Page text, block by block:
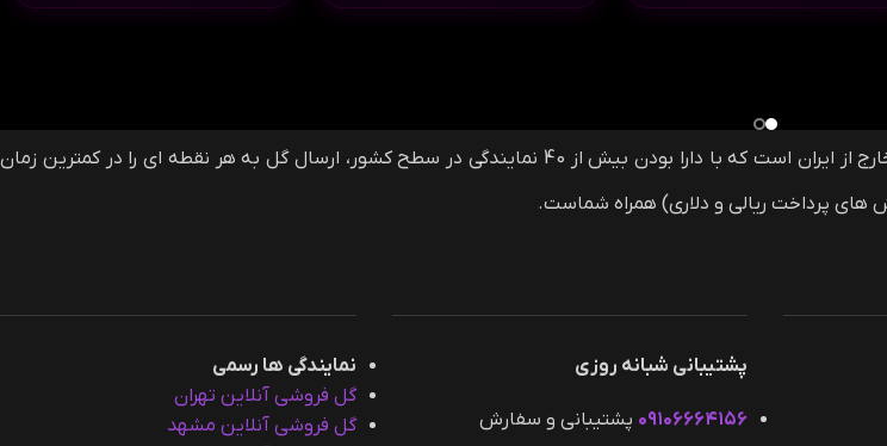
گل فروشی آنلاین گلمون، وب سایت سفارش آنلاین گل و گیاه در ایران و خارج از ایران است که با دارا بودن بیش از 40 نمایندگی در سطح کشور، ارسال گل به هر نقطه ای را در کمترین زمان
پشتیبانی شبانه روزی
۰۹۱۰۶۶۶۴۱۵۶ پشتیبانی و سفارش
نمایندگی ها رسمی
گل فروشی آنلاین تهران
گل فروشی آنلاین مشهد